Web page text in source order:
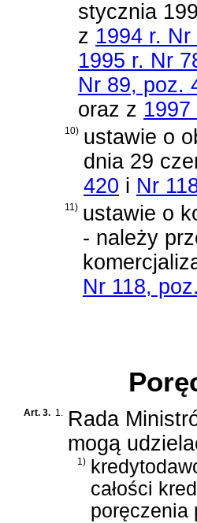
stycznia
z 1994 r.
1995 r. Nr
Nr 89, poz.
oraz z
10) ustawie o
dnia 29
420 i Nr
11) ustawie o
- należy
Nr 118,
Art. 3. 1. Rada
mogą
1)
całości
poręczenia